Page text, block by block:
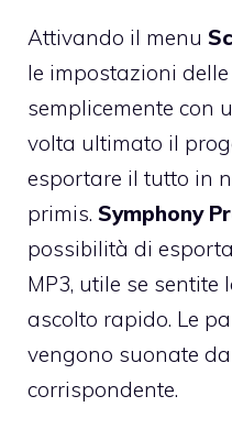
Attivando il menu
le impostazioni
semplicemente con
volta ultimato il
esportare il tutto in
primis. Symphony
possibilità di
MP3, utile se
ascolto rapido. Le
vengono suonate
corrispondente.